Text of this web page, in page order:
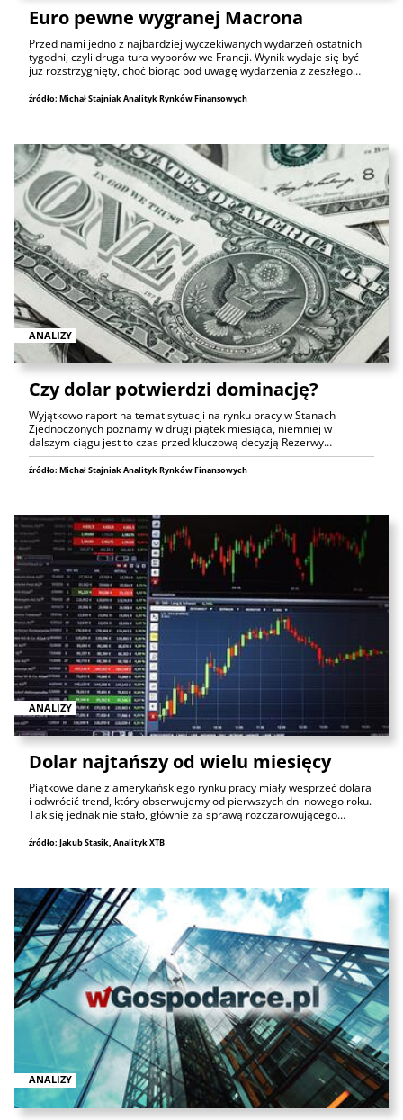
Euro pewne wygranej Macrona
Przed nami jedno z najbardziej wyczekiwanych wydarzeń ostatnich
tygodni, czyli druga tura wyborów we Francji. Wynik wydaje się być
już rozstrzygnięty, choć biorąc pod uwagę wydarzenia z zeszłego…
źródło: Michał Stajniak Analityk Rynków Finansowych
ANALIZY
Czy dolar potwierdzi dominację?
Wyjątkowo raport na temat sytuacji na rynku pracy w Stanach
Zjednoczonych poznamy w drugi piątek miesiąca, niemniej w
dalszym ciągu jest to czas przed kluczową decyzją Rezerwy…
źródło: Michał Stajniak Analityk Rynków Finansowych
ANALIZY
Dolar najtańszy od wielu miesięcy
Piątkowe dane z amerykańskiego rynku pracy miały wesprzeć dolara
i odwrócić trend, który obserwujemy od pierwszych dni nowego roku.
Tak się jednak nie stało, głównie za sprawą rozczarowującego…
źródło: Jakub Stasik, Analityk XTB
ANALIZY